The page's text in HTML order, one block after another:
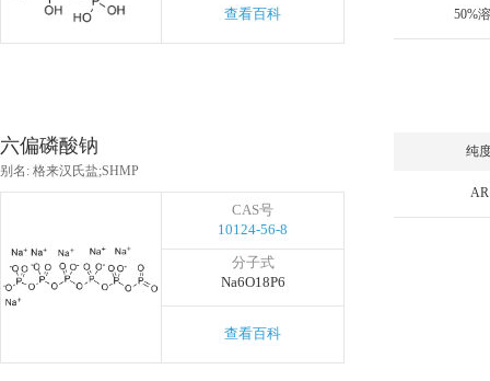
查看百科 50%
六偏磷酸钠
别名: 格来汉氏盐;SHMP
CAS号
10124-56-8
分子式
Na6O18P6
查看百科
纯
AR